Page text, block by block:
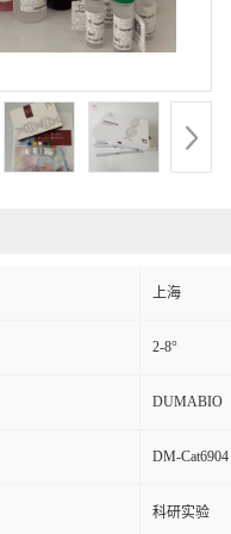
上海
2-8°
DUMABIO
DM-Cat6904
科研实验